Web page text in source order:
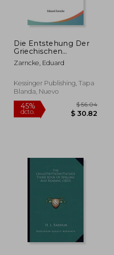
dcto. $
Die Entstehung Der
Griechischen
Literatursprachen
(1890) (en Alemán)
Zarncke, Eduard
Kessinger Publishing, Tapa
Blanda, Nuevo